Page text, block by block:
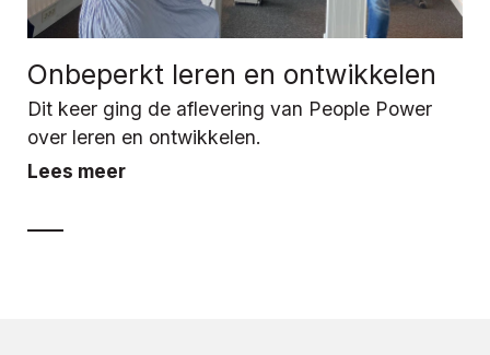
Onbeperkt leren en ontwikkelen
Dit keer ging de aflevering van People Power
over leren en ontwikkelen.
Lees meer